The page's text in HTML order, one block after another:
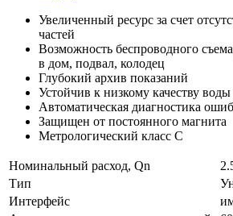
Увеличенный ресурс за счет
частей
Возможность беспроводного
в дом, подвал, колодец
Глубокий архив показаний
Устойчив к низкому качеству
Автоматическая диагностика
Защищен от постоянного магнита
Метрологический класс С
Номинальный расход, Qn
Тип
Интерфейс